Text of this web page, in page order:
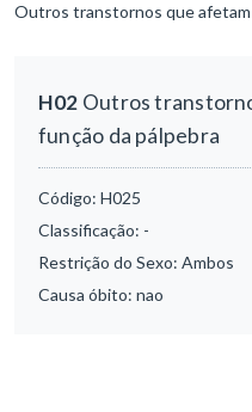
Outros transtornos que afetam
H02 Outros
função da pálpebra
Código: H025
Classificação: -
Restrição do Sexo: Ambos
Causa óbito: nao